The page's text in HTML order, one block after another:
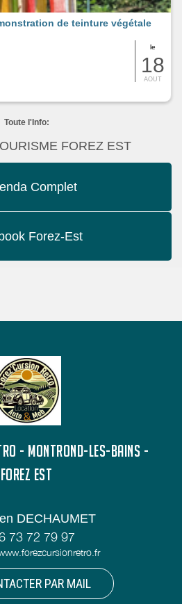
le
18
AOUT
de teinture végétale
Toute l'Info:
FOREZ EST
Complet
Forez-Est
- MONTROND-LES-BAINS -
FOREZ EST
DECHAUMET
73 72 79 97
PAR MAIL